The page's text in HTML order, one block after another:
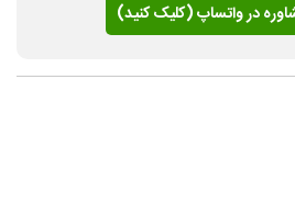
در واتساپ (کلیک کنید)